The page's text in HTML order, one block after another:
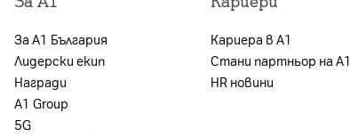
За А1 България
Лидерски екип
Награди
А1 Group
5G
Кариера в А1
Стани партньор на А1
HR новини